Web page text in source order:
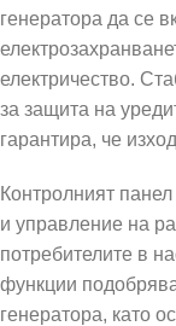
генератора да се
електричество.
за защита на
гарантира, че
Контролният
и управление на
потребителите в
функции
генератора, като